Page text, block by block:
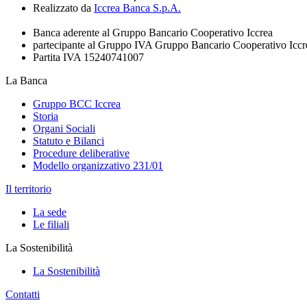
Realizzato da Iccrea Banca S.p.A.
Banca aderente al Gruppo Bancario Cooperativo Iccrea
partecipante al Gruppo IVA Gruppo Bancario Cooperativo
Partita IVA 15240741007
La Banca
Gruppo BCC Iccrea
Storia
Organi Sociali
Statuto e Bilanci
Procedure deliberative
Modello organizzativo 231/01
Il territorio
La sede
Le filiali
La Sostenibilità
La Sostenibilità
Contatti